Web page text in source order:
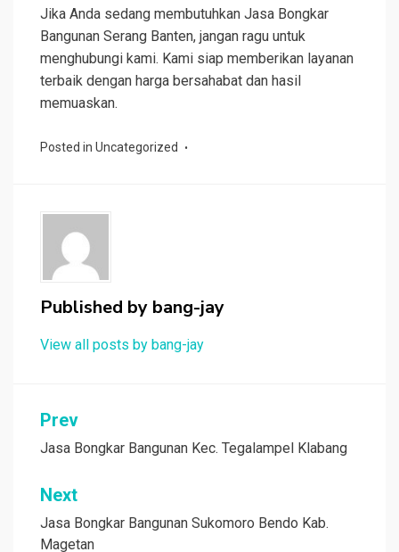
Jika Anda sedang membutuhkan Jasa Bongkar
Bangunan Serang Banten, jangan ragu untuk
menghubungi kami. Kami siap memberikan layanan
terbaik dengan harga bersahabat dan hasil
memuaskan.
Posted in Uncategorized
Published by bang-jay
View all posts by bang-jay
Post
navigation
Prev
Jasa Bongkar Bangunan Kec. Tegalampel Klabang
Next
Jasa Bongkar Bangunan Sukomoro Bendo Kab.
Magetan